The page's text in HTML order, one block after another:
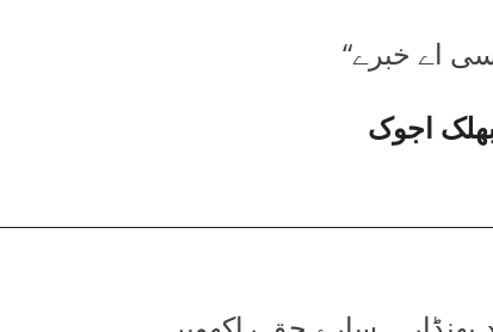
اے خبرے“
اجوک